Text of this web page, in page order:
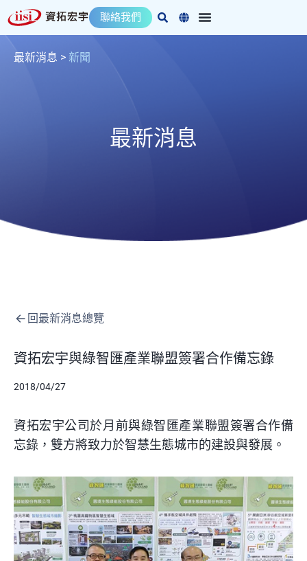
至
主
聯絡我們
最新消息 > 新聞
最新消息
回最新消息總覽
資拓宏宇與綠智匯產業聯盟簽署合作備忘錄
2018/04/27
資拓宏宇公司於月前與綠智匯產業聯盟簽署合作備
忘錄，雙方將致力於智慧生態城市的建設與發展。